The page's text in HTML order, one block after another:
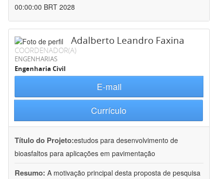
00:00:00 BRT 2028
Adalberto Leandro Faxina
COORDENADOR(A)
ENGENHARIAS
Engenharia Civil
E-mail
Currículo
Título do Projeto:estudos para desenvolvimento de
bioasfaltos para aplicações em pavimentação
Resumo: A motivação principal desta proposta de pesquisa